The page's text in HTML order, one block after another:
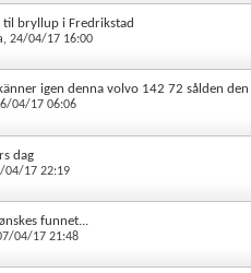
til bryllup i Fredrikstad
, 24/04/17 16:00
igen denna volvo 142 72 sålden
04/17 06:06
dag
04/17 22:19
funnet...
04/17 21:48